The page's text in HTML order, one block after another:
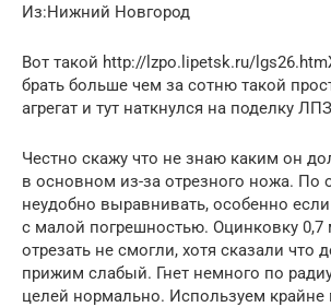
Из:Нижний Новгород
Вот такой http://lzpo.lipetsk.ru/
брать больше чем за сотню такой
агрегат и тут наткнулся на поделку
Честно скажу что не знаю каким он
в основном из-за отрезного ножа. По
неудобно выравнивать, особенно
с малой погрешностью. Оцинковку 0,7
отрезать не смогли, хотя сказали что
прижим слабый. Гнет немного по
целей нормально. Используем